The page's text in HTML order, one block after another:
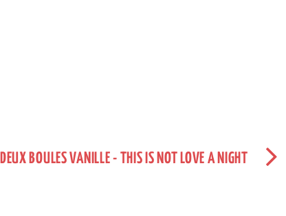
BOULES VANILLE - THIS IS NOT LOVE A NIGHT